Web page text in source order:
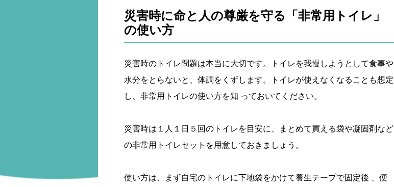
災害時に命と人の尊厳を守る「非常用トイレ」
の使い方
災害時のトイレ問題は本当に大切です。トイレを我慢しようとして食事や
水分をとらないと、体調をくずします。トイレが使えなくなることも想定
し、非常用トイレの使い方を知 っておいてください。
災害時は１人１日５回のトイレを目安に、まとめて買える袋や凝固剤など
の非常用トイレセットを用意しておきましょう。
使い方は、まず自宅のトイレに下地袋をかけて養生テープで固定後 、便